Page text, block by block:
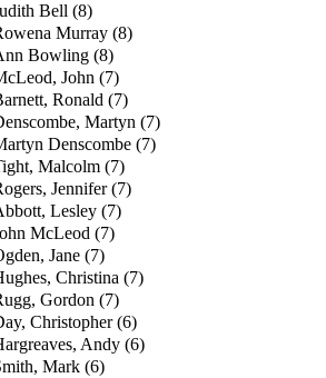
Bell (8)
Murray (8)
Bowling (8)
John (7)
Ronald (7)
Martyn (7)
Denscombe (7)
Malcolm (7)
Jennifer (7)
Lesley (7)
McLeod (7)
Jane (7)
Christina (7)
Gordon (7)
Christopher (6)
Andy (6)
Mark (6)